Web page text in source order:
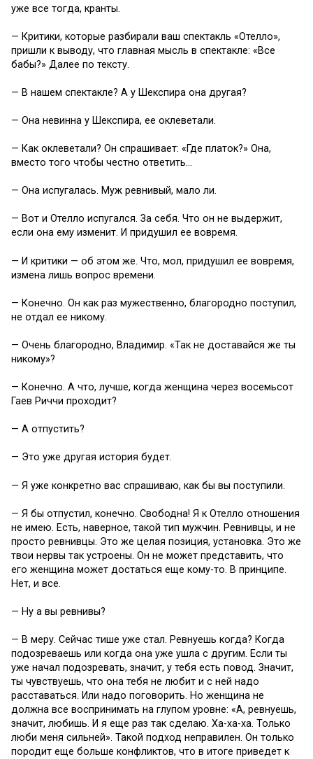
уже все тогда, кранты.
— Критики, которые разбирали ваш спектакль «Отелло»,
пришли к выводу, что главная мысль в спектакле: «Все
бабы?» Далее по тексту.
— В нашем спектакле? А у Шекспира она другая?
— Она невинна у Шекспира, ее оклеветали.
— Как оклеветали? Он спрашивает: «Где платок?» Она,
вместо того чтобы честно ответить…
— Она испугалась. Муж ревнивый, мало ли.
— Вот и Отелло испугался. За себя. Что он не выдержит,
если она ему изменит. И придушил ее вовремя.
— И критики — об этом же. Что, мол, придушил ее вовремя,
измена лишь вопрос времени.
— Конечно. Он как раз мужественно, благородно поступил,
не отдал ее никому.
— Очень благородно, Владимир. «Так не доставайся же ты
никому»?
— Конечно. А что, лучше, когда женщина через восемьсот
Гаев Риччи проходит?
— А отпустить?
— Это уже другая история будет.
— Я уже конкретно вас спрашиваю, как бы вы поступили.
— Я бы отпустил, конечно. Свободна! Я к Отелло отношения
не имею. Есть, наверное, такой тип мужчин. Ревнивцы, и не
просто ревнивцы. Это же целая позиция, установка. Это же
твои нервы так устроены. Он не может представить, что
его женщина может достаться еще кому-то. В принципе.
Нет, и все.
— Ну а вы ревнивы?
— В меру. Сейчас тише уже стал. Ревнуешь когда? Когда
подозреваешь или когда она уже ушла с другим. Если ты
уже начал подозревать, значит, у тебя есть повод. Значит,
ты чувствуешь, что она тебя не любит и с ней надо
расставаться. Или надо поговорить. Но женщина не
должна все воспринимать на глупом уровне: «А, ревнуешь,
значит, любишь. И я еще раз так сделаю. Ха-ха-ха. Только
люби меня сильней». Такой подход неправилен. Он только
породит еще больше конфликтов, что в итоге приведет к